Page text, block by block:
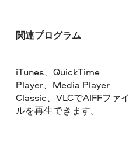
関連プログラム
iTunes、QuickTime
Player、Media Player
Classic、VLCでAIFFファイ
ルを再生できます。